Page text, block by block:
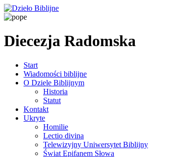
Diecezja Radomska
Start
Wiadomości biblijne
O Dziele Biblijnym
Historia
Statut
Kontakt
Ukryte
Homilie
Lectio divina
Telewizyjny Uniwersytet Biblijny
Świat Epifanem Słowa